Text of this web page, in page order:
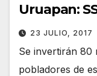
Uruapan:
23 JULIO, 2017
Se invertirán 80
pobladores de